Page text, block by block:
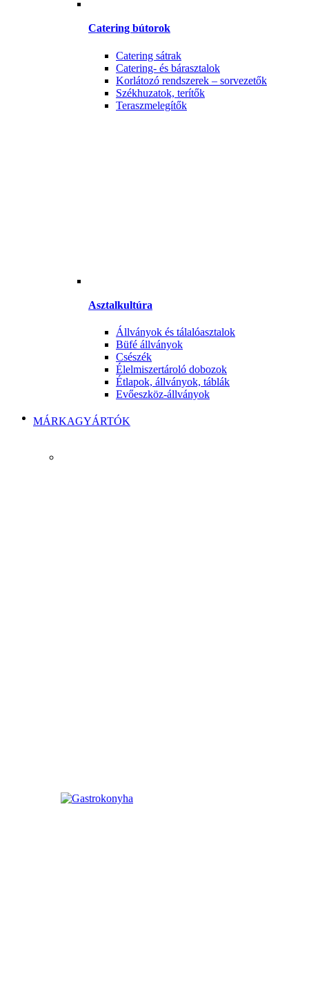
Catering bútorok
Catering sátrak
Catering- és bárasztalok
Korlátozó rendszerek – sorvezetők
Székhuzatok, terítők
Teraszmelegítők
Asztalkultúra
Állványok és tálalóasztalok
Büfé állványok
Csészék
Élelmiszertároló dobozok
Étlapok, állványok, táblák
Evőeszköz-állványok
MÁRKAGYÁRTÓK